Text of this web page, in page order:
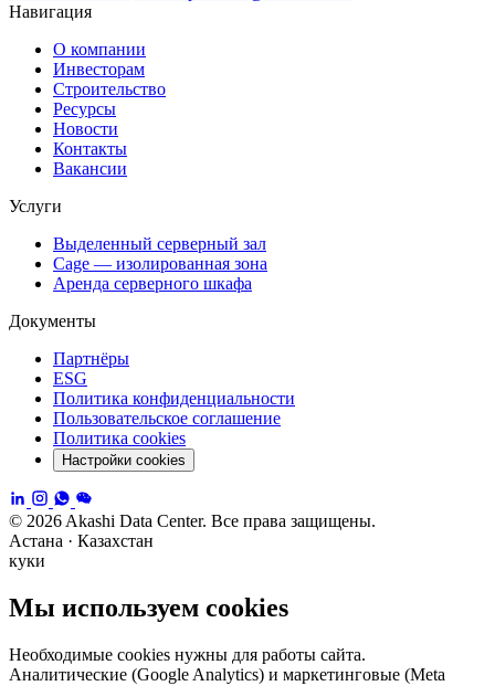
Навигация
О компании
Инвесторам
Строительство
Ресурсы
Новости
Контакты
Вакансии
Услуги
Выделенный серверный зал
Cage — изолированная зона
Аренда серверного шкафа
Документы
Партнёры
ESG
Политика конфиденциальности
Пользовательское соглашение
Политика cookies
Настройки cookies
© 2026 Akashi Data Center. Все права защищены.
Астана · Казахстан
куки
Мы используем cookies
Необходимые cookies нужны для работы сайта.
Аналитические (Google Analytics) и маркетинговые (Meta